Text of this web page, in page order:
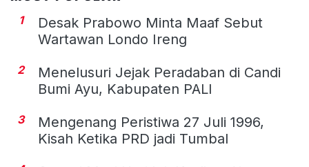
1
Desak Prabowo Minta Maaf Sebut
Wartawan Londo Ireng
2
Menelusuri Jejak Peradaban di Candi
Bumi Ayu, Kabupaten PALI
3
Mengenang Peristiwa 27 Juli 1996,
Kisah Ketika PRD jadi Tumbal